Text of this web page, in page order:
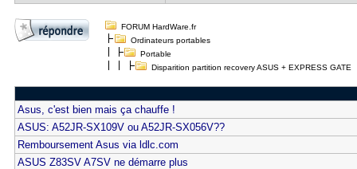
FORUM HardWare.fr
Ordinateurs portables
Portable
Disparition partition recovery ASUS + EXPRESS GATE
Asus, c'est bien mais ça chauffe !
ASUS: A52JR-SX109V ou A52JR-SX056V??
Remboursement Asus via ldlc.com
ASUS Z83SV A7SV ne démarre plus